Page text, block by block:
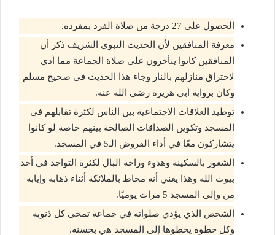
الحصول على 27 درجة من صلاة الفرد بمفرده.
معرفة المنافقين لأن الحديث النبوي الشريف ذكر أن
المنافقين كانوا يتأخرون على صلاة الجماعة مما أدي
لاحتراق منازلهم بالنار وجاء هذا الحديث في صحيح مسلم
وكان برواية أبي هريرة رضي الله عنه.
توطيد العلاقات الاجتماعية بين الناس لكثرة تقابلهم في
المسجد وتكوين الصداقات الصالحة بينهم خاصة لو كانوا
يتشاركون معًا في أداء الفروض الـ5 في المسجد.
الشعور بالسكينة وهدوء وراحة البال لكثرة التواجد في أحد
بيوت الله وهذا يعني أنه محاط بالملائكة أثناء ذهابه وإيابه
من وإلى المسجد 5 مرات يوميًا.
الشخص الذي يؤدي صلواته في جماعة تمحى كل ذنوبه
وكل خطوة يخطوها إلى المسجد هي بحسنة.